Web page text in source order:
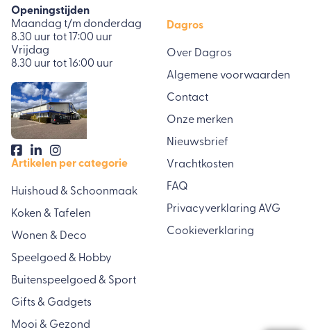
Openingstijden
Maandag t/m donderdag
8.30 uur tot 17:00 uur
Vrijdag
8.30 uur tot 16:00 uur
Artikelen per categorie
Huishoud & Schoonmaak
Koken & Tafelen
Wonen & Deco
Speelgoed & Hobby
Buitenspeelgoed & Sport
Gifts & Gadgets
Mooi & Gezond
Dagros
Over Dagros
Algemene voorwaarden
Contact
Onze merken
Nieuwsbrief
Vrachtkosten
FAQ
Privacyverklaring AVG
Cookieverklaring